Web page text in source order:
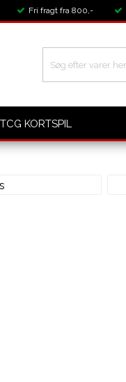
Fri fragt fra 800,-
TCG KORTSPIL